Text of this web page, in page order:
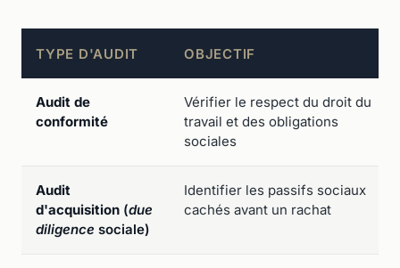
TYPE D'AUDIT OBJECTIF
Audit de
conformité
Vérifier le respect du droit du
travail et des obligations
sociales
Audit
d'acquisition (due
diligence sociale)
Identifier les passifs sociaux
cachés avant un rachat